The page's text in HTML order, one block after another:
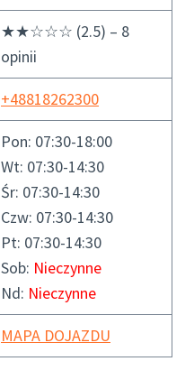
★★☆☆☆ (2.5) – 8
opinii
+48818262300
Pon: 07:30-18:00
Wt: 07:30-14:30
Śr: 07:30-14:30
Czw: 07:30-14:30
Pt: 07:30-14:30
Sob: Nieczynne
Nd: Nieczynne
MAPA DOJAZDU